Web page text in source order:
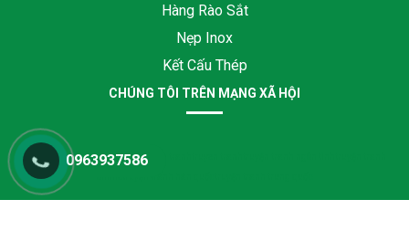
Hàng Rào Sắt
Nẹp Inox
Kết Cấu Thép
CHÚNG TÔI TRÊN MẠNG XÃ HỘI
đệ nhất truyệnde nhat truyentruyện tranh
0963937586